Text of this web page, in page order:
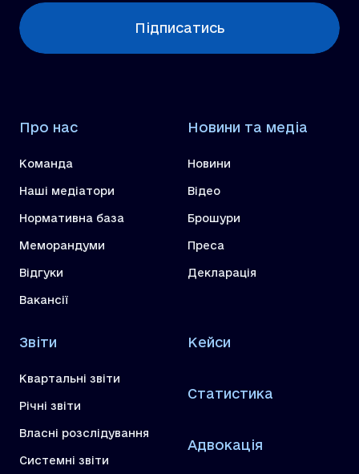
Підписатись
Про нас
Команда
Наші медіатори
Нормативна база
Меморандуми
Відгуки
Вакансії
Новини та медіа
Новини
Відео
Брошури
Преса
Декларація
Звіти
Квартальні звіти
Річні звіти
Власні розслідування
Системні звіти
Кейси
Статистика
Адвокація